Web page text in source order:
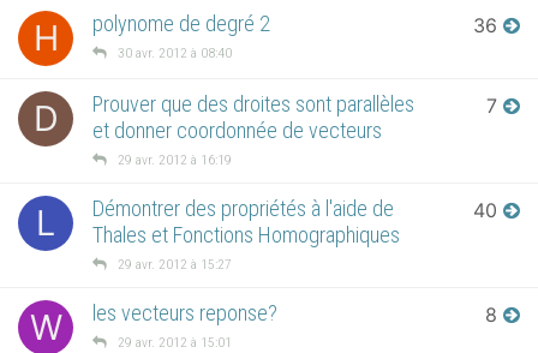
H polynome de degré 2
30 avr. 2012 à 08:40
36
D
Prouver que des droites sont parallèles
et donner coordonnée de vecteurs
29 avr. 2012 à 16:19
7
L
Démontrer des propriétés à l'aide de
Thales et Fonctions Homographiques
29 avr. 2012 à 15:27
40
W les vecteurs reponse?
29 avr. 2012 à 15:01
8